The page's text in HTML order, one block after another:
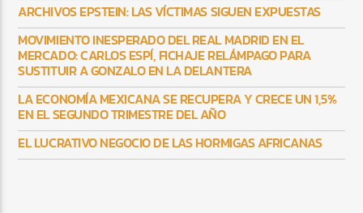
ARCHIVOS EPSTEIN: LAS VÍCTIMAS SIGUEN EXPUESTAS
MOVIMIENTO INESPERADO DEL REAL MADRID EN EL
MERCADO: CARLOS ESPÍ, FICHAJE RELÁMPAGO PARA
SUSTITUIR A GONZALO EN LA DELANTERA
LA ECONOMÍA MEXICANA SE RECUPERA Y CRECE UN 1,5%
EN EL SEGUNDO TRIMESTRE DEL AÑO
EL LUCRATIVO NEGOCIO DE LAS HORMIGAS AFRICANAS